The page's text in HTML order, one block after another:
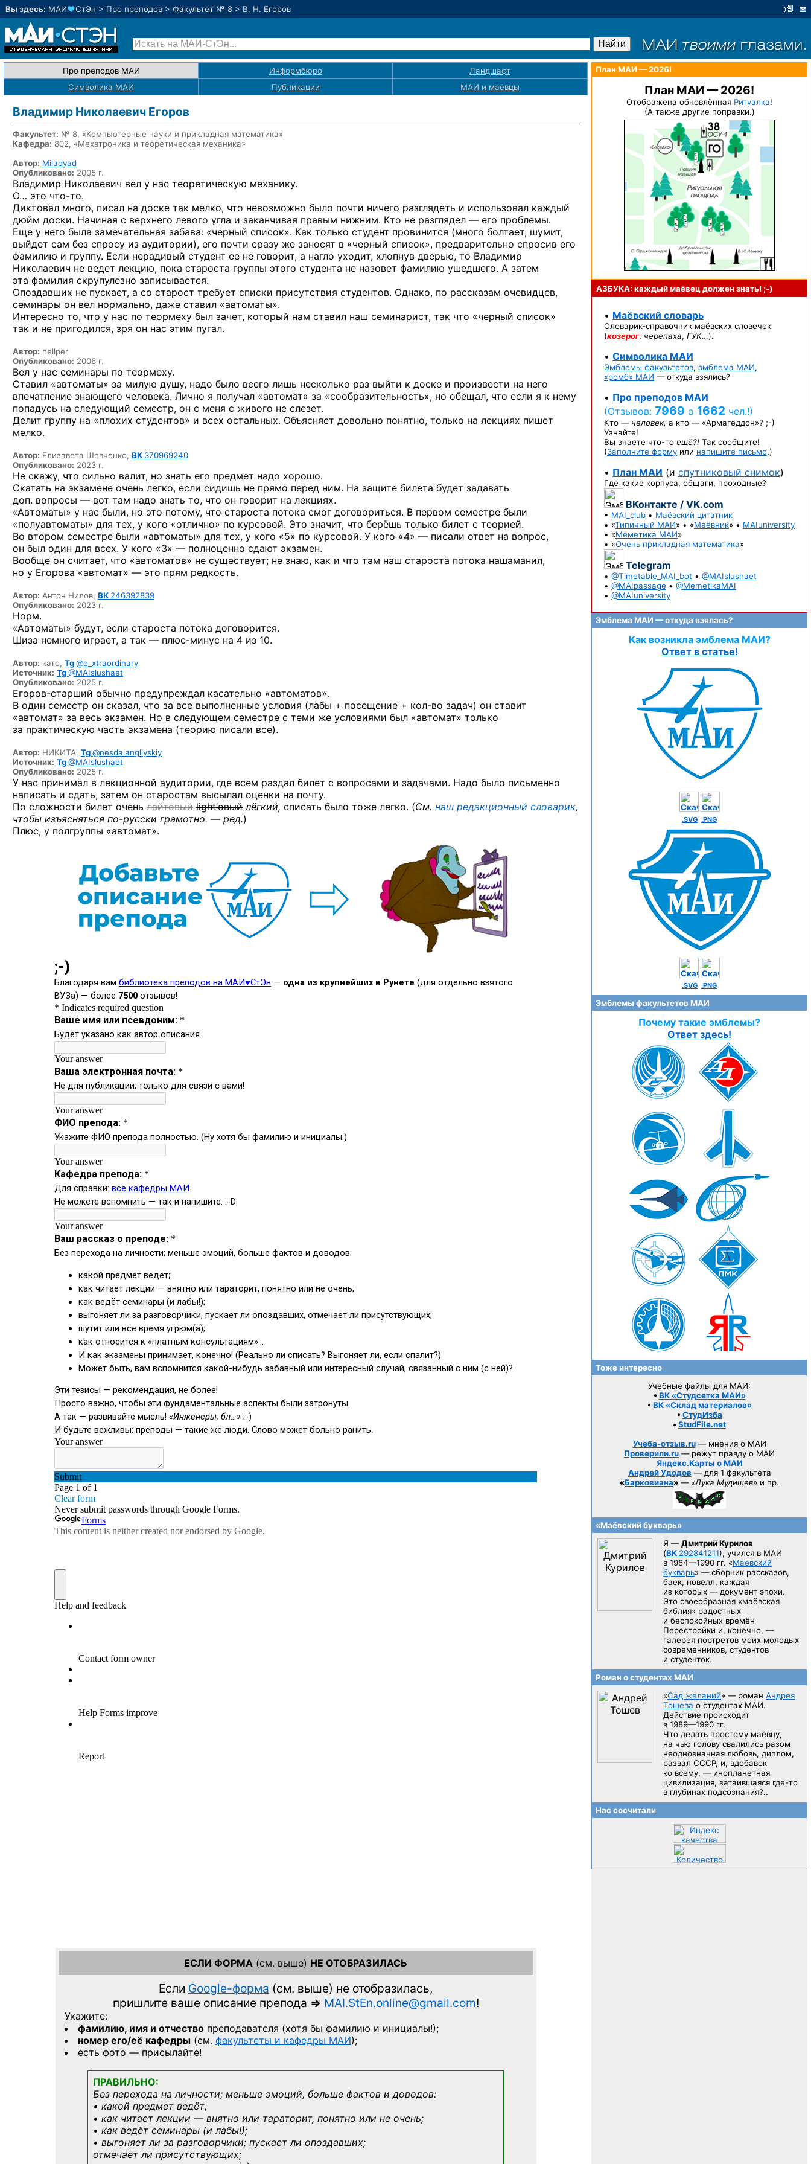
Вы здесь: МАИ♥СтЭн > Про преподов > Факультет № 8 > В. Н. Егоров
Про преподов МАИ Информбюро
Ландшафт
Символика МАИ
Публикации МАИ и маёвцы
Владимир Николаевич Егоров
Факультет: № 8, «Компьютерные науки и прикладная математика»
Кафедра: 802, «Мехатроника и теоретическая механика»
Автор: Miladyad
Опубликовано: 2005 г.
Владимир Николаевич вел у нас теоретическую механику.
О… это что-то.
Диктовал много, писал на доске так мелко, что невозможно было почти ничего разглядеть и использовал каждый
дюйм доски. Начиная с верхнего левого угла и заканчивая правым нижним. Кто не разглядел — его проблемы.
Еще у него была замечательная забава: «черный список». Как только студент провинится (много болтает, шумит,
выйдет сам без спросу из аудитории), его почти сразу же заносят в «черный список», предварительно спросив его
фамилию и группу. Если нерадивый студент ее не говорит, а нагло уходит, хлопнув дверью, то Владимир
Николаевич не ведет лекцию, пока староста группы этого студента не назовет фамилию ушедшего. А затем
эта фамилия скрупулезно записывается.
Опоздавших не пускает, а со старост требует списки присутствия студентов. Однако, по рассказам очевидцев,
семинары он вел нормально, даже ставил «автоматы».
Интересно то, что у нас по теормеху был зачет, который нам ставил наш семинарист, так что «черный список»
так и не пригодился, зря он нас этим пугал.
Автор: hellper
Опубликовано: 2006 г.
Вел у нас семинары по теормеху.
Ставил «автоматы» за милую душу, надо было всего лишь несколько раз выйти к доске и произвести на него
впечатление знающего человека. Лично я получал «автомат» за «сообразительность», но обещал, что если я к нему
попадусь на следующий семестр, он с меня с живого не слезет.
Делит группу на «плохих студентов» и всех остальных. Объясняет довольно понятно, только на лекциях пишет
мелко.
Автор: Елизавета Шевченко, ВК 370969240
Опубликовано: 2023 г.
Не скажу, что сильно валит, но знать его предмет надо хорошо.
Скатать на экзамене очень легко, если сидишь не прямо перед ним. На защите билета будет задавать
доп. вопросы — вот там надо знать то, что он говорит на лекциях.
«Автоматы» у нас были, но это потому, что староста потока смог договориться. В первом семестре были
«полуавтоматы» для тех, у кого «отлично» по курсовой. Это значит, что берёшь только билет с теорией.
Во втором семестре были «автоматы» для тех, у кого «5» по курсовой. У кого «4» — писали ответ на вопрос,
он был один для всех. У кого «3» — полноценно сдают экзамен.
Вообще он считает, что «автоматов» не существует; не знаю, как и что там наш староста потока нашаманил,
но у Егорова «автомат» — это прям редкость.
Автор: Антон Нилов, ВК 246392839
Опубликовано: 2023 г.
Норм.
«Автоматы» будут, если староста потока договорится.
Шиза немного играет, а так — плюс-минус на 4 из 10.
Автор: като, Tg@e_xtraordinary
Источник: Tg@MAIslushaet
Опубликовано: 2025 г.
Егоров-старший обычно предупреждал касательно «автоматов».
В один семестр он сказал, что за все выполненные условия (лабы + посещение + кол-во задач) он ставит
«автомат» за весь экзамен. Но в следующем семестре с теми же условиями был «автомат» только
за практическую часть экзамена (теорию писали все).
Автор: НИКИТА, Tg@nesdalangliyskiy
Источник: Tg@MAIslushaet
Опубликовано: 2025 г.
У нас принимал в лекционной аудитории, где всем раздал билет с вопросами и задачами. Надо было письменно
написать и сдать, затем он старостам высылал оценки на почту.
По сложности билет очень лайтовый light’овый лёгкий, списать было тоже легко. (См. наш редакционный словарик,
чтобы изъясняться по-русски грамотно. — ред.)
Плюс, у полгруппы «автомат».
ЕСЛИ ФОРМА (см. выше) НЕ ОТОБРАЗИЛАСЬ
Если Google-форма (см. выше) не отобразилась,
пришлите ваше описание препода => MAI.StEn.online@gmail.com!
Укажите:
фамилию, имя и отчествопреподавателя (хотя бы фамилию и инициалы!);
номер его/её кафедры(см. факультеты и кафедры МАИ);
есть фото — присылайте!
ПРАВИЛЬНО:
Без перехода на личности; меньше эмоций, больше фактов и доводов:
• какой предмет ведёт;
• как читает лекции — внятно или тараторит, понятно или не очень;
• как ведёт семинары (и лабы!);
• выгоняет ли за разговорчики; пускает ли опоздавших;
отмечает ли присутствующих;
План МАИ — 2026!
План МАИ — 2026!
Отображена обновлённая Ритуалка!
(А также другие поправки.)
АЗБУКА: каждый маёвец должензнать! ;-)
• Маёвский словарь
Словарик-справочник маёвских словечек
(козерог, черепаха, ГУК…).
• Символика МАИ
Эмблемы факультетов, эмблема МАИ,
«ромб» МАИ — откуда взялись?
• Про преподов МАИ
(Отзывов: 7969 о 1662 чел.!)
Кто — человек, а кто — «Армагеддон»? ;-)
Узнайте!
Вы знаете что-то ещё?! Так сообщите!
(Заполните форму или напишите письмо.)
• План МАИ (и спутниковый снимок)
Где какие корпуса, общаги, проходные?
ВКонтакте / VK.com
• MAI_club • Маёвский цитатник
• «Типичный МАИ» • «Маёвник» • MAIuniversity
• «Меметика МАИ»
• «Очень прикладная математика»
Telegram
• @Timetable_MAI_bot • @MAIslushaet
• @MAIpassage • @MemetikaMAI
• @MAIuniversity
Эмблема МАИ — откуда взялась?
Как возникла эмблема МАИ?
Ответ в статье!
.SVG .PNG
.SVG .PNG
Эмблемы факультетов МАИ
Почему такие эмблемы?
Ответ здесь!
Тоже интересно
Учебные файлы для МАИ:
• ВК «Студсетка МАИ»
• ВК «Склад материалов»
• СтудИзба
• StudFile.net
Учёба-отзыв.ru— мнения о МАИ
Проверили.ru — режут правду о МАИ
Яндекс.Карты о МАИ
Андрей Удодов — для 1 факультета
«Барковиана» — «Лука Мудищев» и пр.
«Маёвский букварь»
Я —Дмитрий Курилов
(ВК 292841211), учился в МАИ
в 1984—1990 гг. «Маёвский
букварь» — сборник рассказов,
баек, новелл, каждая
из которых — документ эпохи.
Это своеобразная «маёвская
библия» радостных
и беспокойных времён
Перестройки и, конечно, —
галерея портретов моих молодых
современников, студентов
и студенток.
Роман о студентах МАИ
«Сад желаний» — роман Андрея
Тошева о студентах МАИ.
Действие происходит
в 1989—1990 гг.
Что делать простому маёвцу,
на чью голову свалились разом
неоднозначная любовь, диплом,
развал CCCP, и, вдобавок
ко всему, — инопланетная
цивилизация, затаившаяся где-то
в глубинах подсознания?..
Нас сосчитали